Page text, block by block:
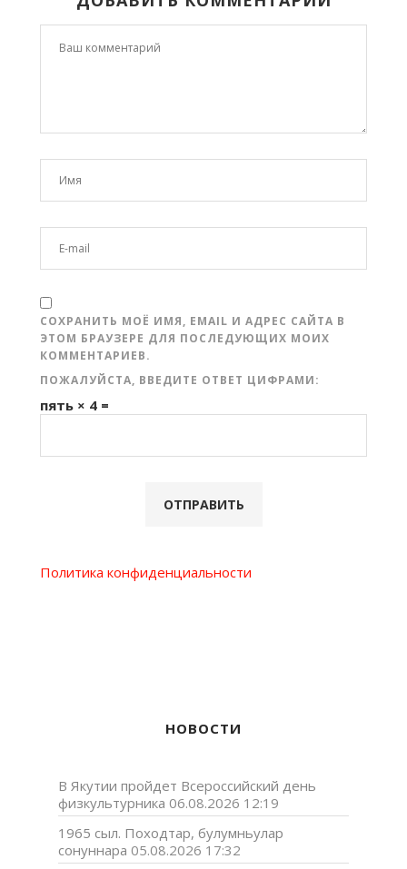
СОХРАНИТЬ МОЁ ИМЯ, EMAIL И АДРЕС САЙТА В
ЭТОМ БРАУЗЕРЕ ДЛЯ ПОСЛЕДУЮЩИХ МОИХ
КОММЕНТАРИЕВ.
ПОЖАЛУЙСТА, ВВЕДИТЕ ОТВЕТ ЦИФРАМИ:
пять × 4 =
Политика конфиденциальности
НОВОСТИ
В Якутии пройдет Всероссийский день
физкультурника 06.08.2026 12:19
1965 сыл. Походтар, булумньулар
сонуннара 05.08.2026 17:32